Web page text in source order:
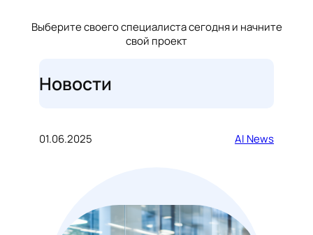
Выберите своего специалиста сегодня и начните
свой проект
Новости
01.06.2025 AI News